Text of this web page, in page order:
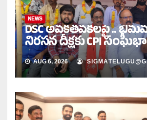
NEWS
DSC అవకతవకలపై ..
నిరసన దీక్షకు CPI
AUG 6, 2026